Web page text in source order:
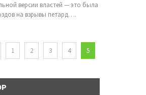
версии властей — это была
на взрывы петард….
1 2 3 4 5